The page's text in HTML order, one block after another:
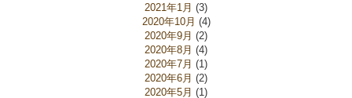
2021年1月 (3)
2020年10月 (4)
2020年9月 (2)
2020年8月 (4)
2020年7月 (1)
2020年6月 (2)
2020年5月 (1)